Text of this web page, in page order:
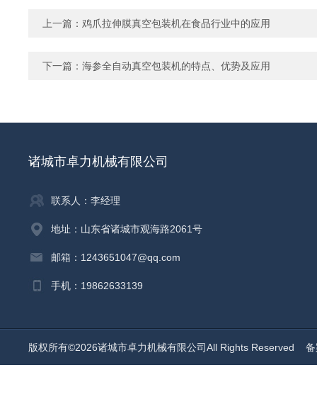
上一篇： 鸡爪拉伸膜真空包装机在食品行业中的应用
下一篇： 海参全自动真空包装机的特点、优势及应用
诸城市卓力机械有限公司
联系人：李经理
地址：山东省诸城市观海路2061号
邮箱：1243651047@qq.com
手机：19862633139
版权所有©2026诸城市卓力机械有限公司All Rights Reserved